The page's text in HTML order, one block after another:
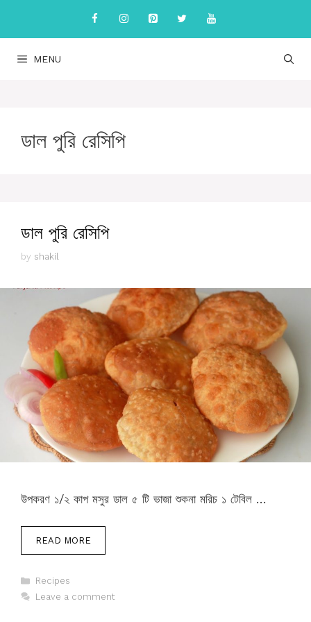
content
MENU
ডাল পুরি রেসিপি
ডাল পুরি রেসিপি
by shakil
উপকরণ ১/২ কাপ ‏মসুর ডাল ৫ টি ‏ভাজা শুকনা মরিচ ১ টেবিল …
READ MORE
Categories
Recipes
Leave a comment